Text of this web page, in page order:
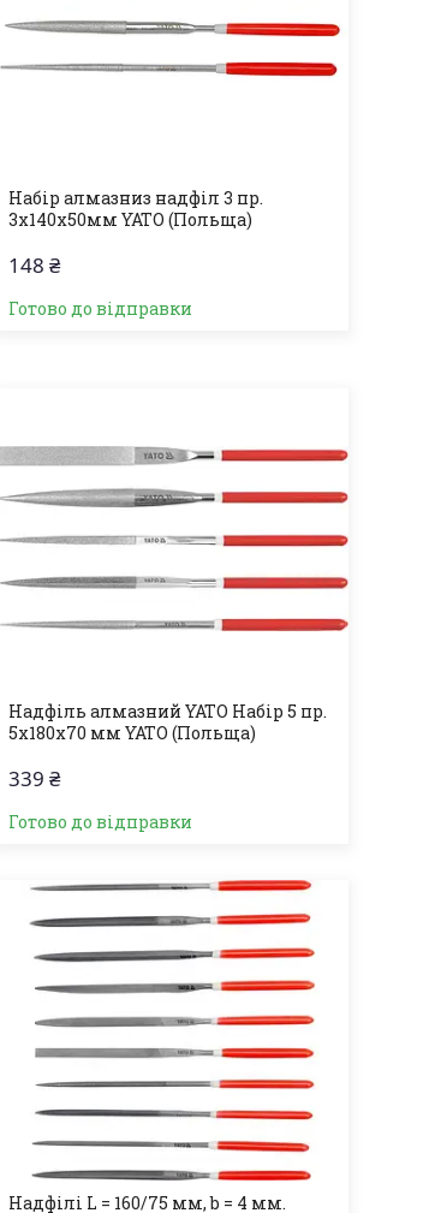
Набір алмазниз надфіл 3 пр.
3х140х50мм YATO (Польща)
148 ₴
Готово до відправки
Надфіль алмазний YATO Набір 5 пр.
5х180х70 мм YATO (Польща)
339 ₴
Готово до відправки
Надфілі L = 160/75 мм, b = 4 мм.